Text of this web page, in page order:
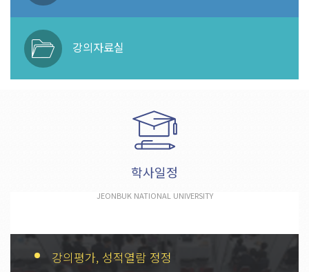
강의자료실
학사일정
JEONBUK NATIONAL UNIVERSITY
강의평가, 성적열람 정정